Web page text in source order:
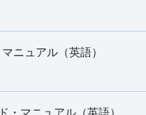
ニュアル（英語）